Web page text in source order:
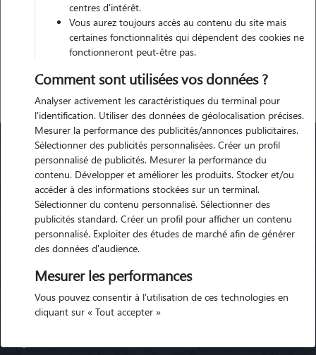
Animaute
Garde Chien
Garde Chat
Races de chiens
centres d'intérêt.
Vous aurez toujours accès au contenu du site mais
certaines fonctionnalités qui dépendent des cookies ne
fonctionneront peut-être pas.
Comment sont utilisées vos données ?
Analyser activement les caractéristiques du terminal pour
l'identification. Utiliser des données de géolocalisation précises.
Mesurer la performance des publicités/annonces publicitaires.
Sélectionner des publicités personnalisées. Créer un profil
personnalisé de publicités. Mesurer la performance du
contenu. Développer et améliorer les produits. Stocker et/ou
accéder à des informations stockées sur un terminal.
Sélectionner du contenu personnalisé. Sélectionner des
publicités standard. Créer un profil pour afficher un contenu
personnalisé. Exploiter des études de marché afin de générer
des données d'audience.
Mesurer les performances
Vous pouvez consentir à l'utilisation de ces technologies en
cliquant sur « Tout accepter »